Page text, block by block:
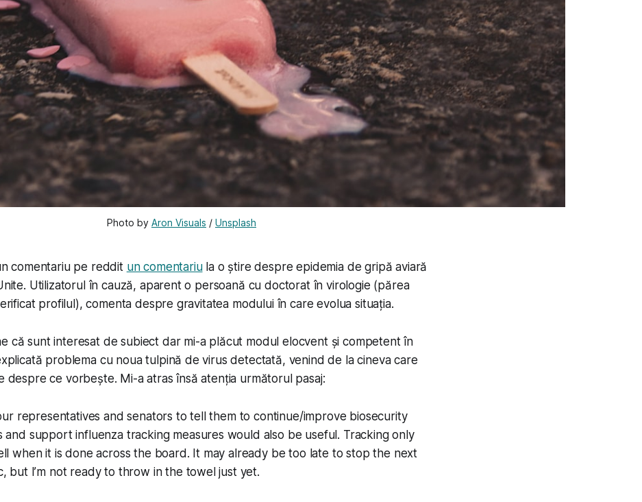
Photo by Aron Visuals / Unsplash
comentariu pe reddit un comentariula o știre despre epidemia de gripă aviară
Utilizatorul în cauză, aparent o persoană cu doctorat în virologie (părea
profilul), comenta despre gravitatea modului în care evolua situația.
că sunt interesat de subiect dar mi-a plăcut modul elocvent și competent în
problema cu noua tulpină de virus detectată, venind de la cineva care
despre ce vorbește. Mi-a atras însă atenția următorul pasaj:
representatives and senators to tell them to continue/improve biosecurity
and support influenza tracking measures would also be useful. Tracking only
when it is done across the board. It may already be too late to stop the next
but I’m not ready to throw in the towel just yet.